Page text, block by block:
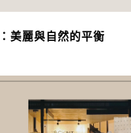
美麗與自然的平衡